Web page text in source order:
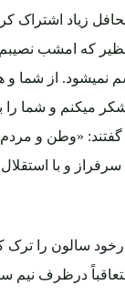
زیاد اشتراک
که امشب نصیبم
نمیشود. از شما و
میکنم و شما
«وطن و مردم
و با
سالون را ترک
درظرف نیم